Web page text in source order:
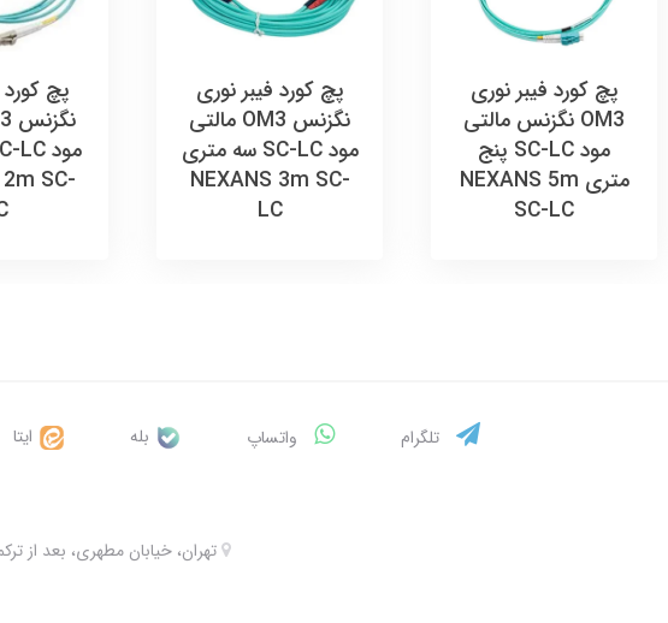
پچ کورد فیبر نوری
OM3 نگزنس مالتی
مود SC-LC پنج
متری NEXANS 5m
SC-LC
پچ کورد فیبر نوری
نگزنس OM3 مالتی
مود SC-LC سه متری
NEXANS 3m SC-
LC
پچ کورد
SC-
تلگرام واتساپ بله ایتا
تهران، خیابان مطهری، بعد از